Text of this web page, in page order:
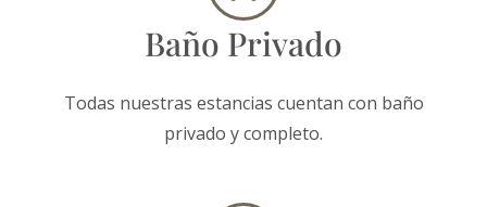
Baño Privado
Todas nuestras estancias cuentan con baño
privado y completo.